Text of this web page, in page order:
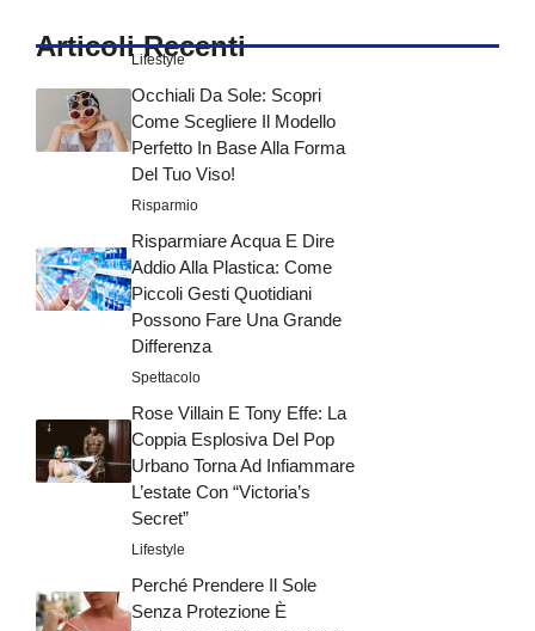
Articoli Recenti
Lifestyle
Occhiali Da Sole: Scopri
Come Scegliere Il Modello
Perfetto In Base Alla Forma
Del Tuo Viso!
Risparmio
Risparmiare Acqua E Dire
Addio Alla Plastica: Come
Piccoli Gesti Quotidiani
Possono Fare Una Grande
Differenza
Spettacolo
Rose Villain E Tony Effe: La
Coppia Esplosiva Del Pop
Urbano Torna Ad Infiammare
L’estate Con “Victoria’s
Secret”
Lifestyle
Perché Prendere Il Sole
Senza Protezione È